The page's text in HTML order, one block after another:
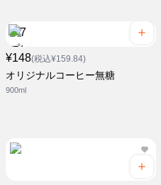
¥148(税込¥159.84)
オリジナルコーヒー無糖
900ml